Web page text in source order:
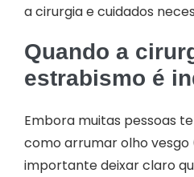
a cirurgia e cuidados
Quando a
estrabismo é
Embora muitas pessoas
como arrumar olho
importante deixar claro